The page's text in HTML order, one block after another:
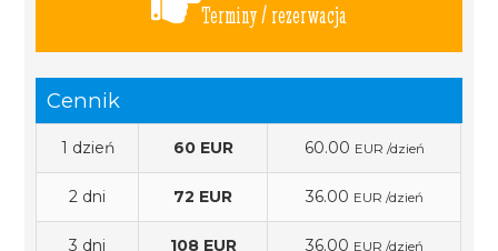
Terminy / rezerwacja
Cennik
1 dzień 60 EUR 60.00 EUR /dzień
2 dni 72 EUR 36.00 EUR /dzień
3 dni 108 EUR 36.00 EUR /dzień